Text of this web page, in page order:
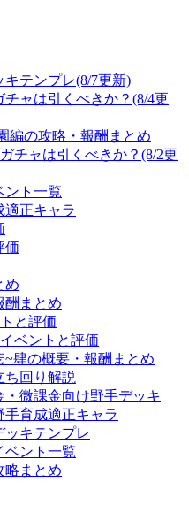
テンプレ(8/7更新)
ャは引くべきか？(8/4更
編の攻略・報酬まとめ
チャは引くべきか？(8/2更
ント一覧
適正キャラ
価
め
酬まとめ
と評価
ベントと評価
~肆の概要・報酬まとめ
ち回り解説
微課金向け野手デッキ
育成適正キャラ
ッキテンプレ
ベント一覧
略まとめ